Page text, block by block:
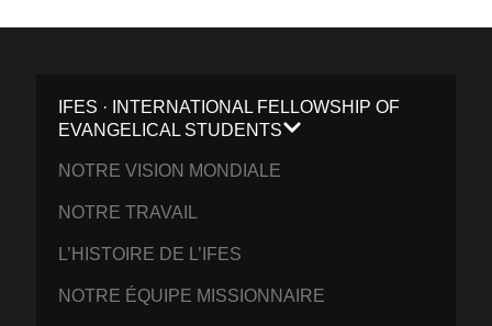
IFES · INTERNATIONAL FELLOWSHIP OF
EVANGELICAL STUDENTS
NOTRE VISION MONDIALE
NOTRE TRAVAIL
L’HISTOIRE DE L’IFES
NOTRE ÉQUIPE MISSIONNAIRE